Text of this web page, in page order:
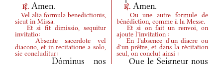
r. Amen. r. Amen.
Vel alia formula benedictionis,
sicut in Missa.
Ou une autre formule de
bénédiction, comme à la Messe.
Et si fit dimissio, sequitur
invitatio:
Et si on fait un renvoi, on
ajoute l'invitation :
Absente sacerdote vel
diacono, et in recitatione a solo,
sic concluditur:
En l'absence d'un diacre ou
d'un prêtre, et dans la récitation
seul, on conclut ainsi :
Dóminus nos
Que le Seigneur nous